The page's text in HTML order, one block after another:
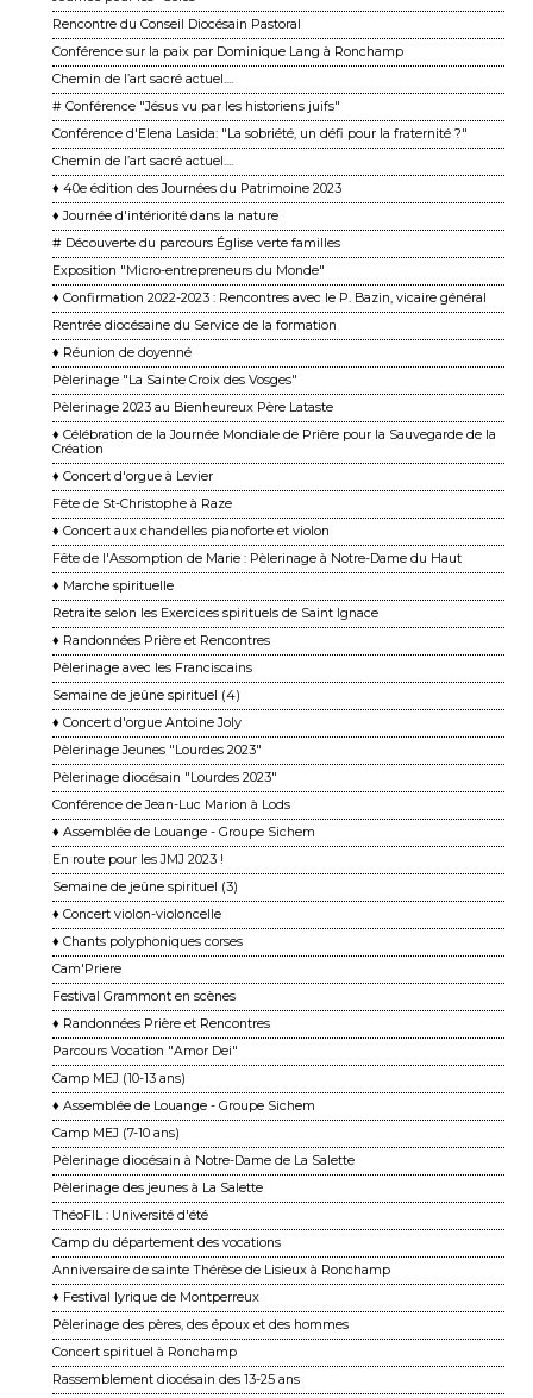
Rencontre du Conseil Diocésain Pastoral
Conférence sur la paix par Dominique Lang à Ronchamp
Chemin de l’art sacré actuel....
# Conférence "Jésus vu par les historiens juifs"
Conférence d'Elena Lasida: "La sobriété, un défi pour la fraternité ?"
Chemin de l’art sacré actuel....
♦ 40e édition des Journées du Patrimoine 2023
♦ Journée d'intériorité dans la nature
# Découverte du parcours Église verte familles
Exposition "Micro-entrepreneurs du Monde"
♦ Confirmation 2022-2023 : Rencontres avec le P. Bazin, vicaire général
Rentrée diocésaine du Service de la formation
♦ Réunion de doyenné
Pèlerinage "La Sainte Croix des Vosges"
Pèlerinage 2023 au Bienheureux Père Lataste
♦ Célébration de la Journée Mondiale de Prière pour la Sauvegarde de la
Création
♦ Concert d'orgue à Levier
Fête de St-Christophe à Raze
♦ Concert aux chandelles pianoforte et violon
Fête de l'Assomption de Marie : Pèlerinage à Notre-Dame du Haut
♦ Marche spirituelle
Retraite selon les Exercices spirituels de Saint Ignace
♦ Randonnées Prière et Rencontres
Pèlerinage avec les Franciscains
Semaine de jeûne spirituel (4)
♦ Concert d'orgue Antoine Joly
Pèlerinage Jeunes "Lourdes 2023"
Pèlerinage diocésain "Lourdes 2023"
Conférence de Jean-Luc Marion à Lods
♦ Assemblée de Louange - Groupe Sichem
En route pour les JMJ 2023 !
Semaine de jeûne spirituel (3)
♦ Concert violon-violoncelle
♦ Chants polyphoniques corses
Cam'Priere
Festival Grammont en scènes
♦ Randonnées Prière et Rencontres
Parcours Vocation "Amor Dei"
Camp MEJ (10-13 ans)
♦ Assemblée de Louange - Groupe Sichem
Camp MEJ (7-10 ans)
Pèlerinage diocésain à Notre-Dame de La Salette
Pèlerinage des jeunes à La Salette
ThéoFIL : Université d'été
Camp du département des vocations
Anniversaire de sainte Thérèse de Lisieux à Ronchamp
♦ Festival lyrique de Montperreux
Pèlerinage des pères, des époux et des hommes
Concert spirituel à Ronchamp
Rassemblement diocésain des 13-25 ans